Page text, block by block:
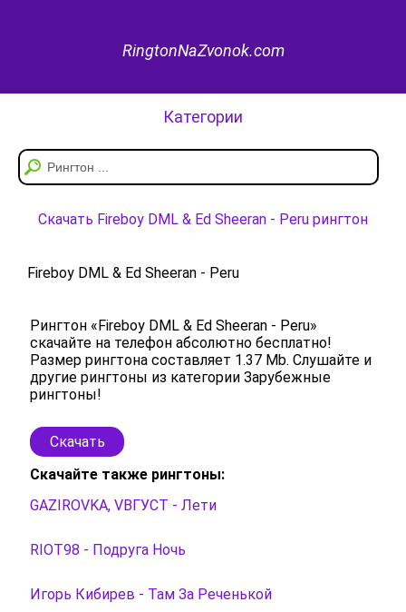
RingtonNaZvonok.com
Категории
Скачать Fireboy DML & Ed Sheeran - Peru рингтон
Fireboy DML & Ed Sheeran - Peru
Рингтон «Fireboy DML & Ed Sheeran - Peru»
скачайте на телефон абсолютно бесплатно!
Размер рингтона составляет 1.37 Mb. Слушайте и
другие рингтоны из категории Зарубежные
рингтоны!
Скачать
Скачайте также рингтоны:
GAZIROVKA, VВГУСТ - Лети
RIOT98 - Подруга Ночь
Игорь Кибирев - Там За Реченькой